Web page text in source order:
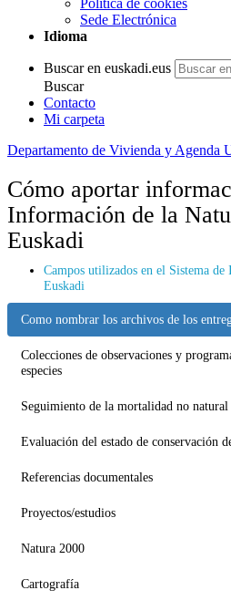
Política de cookies
Sede Electrónica
Idioma
Buscar en euskadi.eus
Buscar
Contacto
Mi carpeta
Departamento de Vivienda y Agenda
Cómo aportar
Información de la
Euskadi
Campos utilizados en el Sistema
Euskadi
Como nombrar los archivos de los
Colecciones de observaciones y
especies
Seguimiento de la mortalidad no natural
Evaluación del estado de conservación
Referencias documentales
Proyectos/estudios
Natura 2000
Cartografía